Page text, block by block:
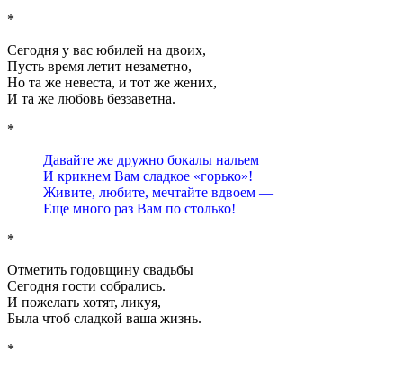
*
Сегодня у вас юбилей на двоих,
Пусть время летит незаметно,
Но та же невеста, и тот же жених,
И та же любовь беззаветна.
*
Давайте же дружно бокалы нальем
И крикнем Вам сладкое «горько»!
Живите, любите, мечтайте вдвоем —
Еще много раз Вам по столько!
*
Отметить годовщину свадьбы
Сегодня гости собрались.
И пожелать хотят, ликуя,
Была чтоб сладкой ваша жизнь.
*